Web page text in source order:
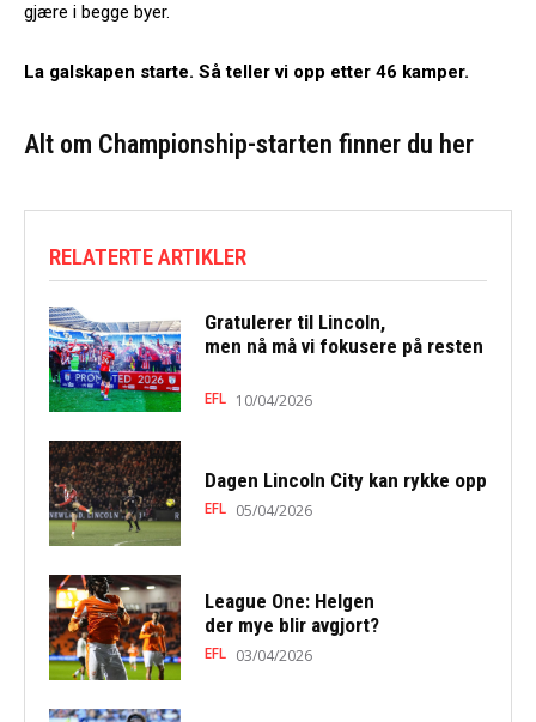
gjære i begge byer.
La galskapen starte. Så teller vi opp etter 46 kamper.
Alt om Championship-starten finner du her
RELATERTE ARTIKLER
Gratulerer til Lincoln,
men nå må vi fokusere på resten
EFL 10/04/2026
Dagen Lincoln City kan rykke opp
EFL 05/04/2026
League One: Helgen
der mye blir avgjort?
EFL 03/04/2026